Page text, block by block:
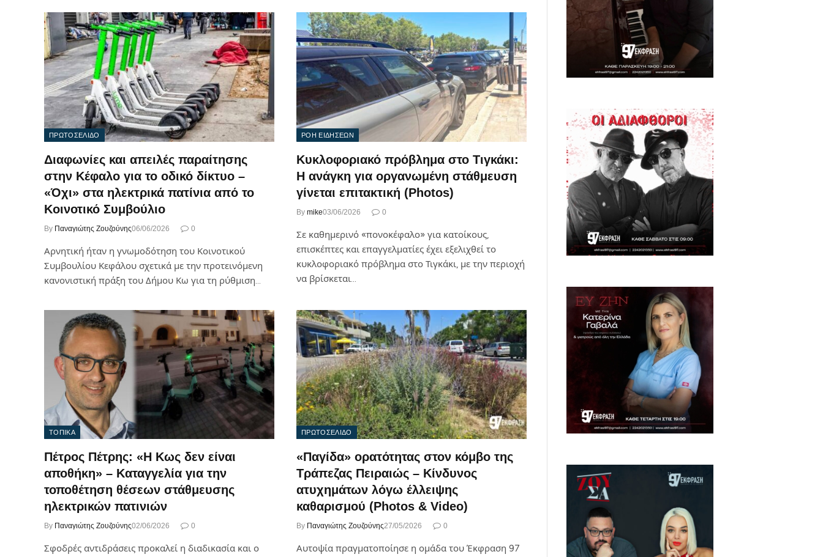
ΠΡΩΤΟΣΕΛΙΔΟ
Διαφωνίες και απειλές παραίτησης
στην Κέφαλο για το οδικό δίκτυο –
«Όχι» στα ηλεκτρικά πατίνια από το
Κοινοτικό Συμβούλιο
By Παναγιώτης Ζουζούνης06/06/2026 0
Αρνητική ήταν η γνωμοδότηση του Κοινοτικού
Συμβουλίου Κεφάλου σχετικά με την προτεινόμενη
κανονιστική πράξη του Δήμου Κω για τη ρύθμιση…
ΡΟΗ ΕΙΔΗΣΕΩΝ
Κυκλοφοριακό πρόβλημα στο Τιγκάκι:
Η ανάγκη για οργανωμένη στάθμευση
γίνεται επιτακτική (Photos)
By mike03/06/2026 0
Σε καθημερινό «πονοκέφαλο» για κατοίκους,
επισκέπτες και επαγγελματίες έχει εξελιχθεί το
κυκλοφοριακό πρόβλημα στο Τιγκάκι, με την περιοχή
να βρίσκεται…
ΤΟΠΙΚΑ
Πέτρος Πέτρης: «Η Κως δεν είναι
αποθήκη» – Καταγγελία για την
τοποθέτηση θέσεων στάθμευσης
ηλεκτρικών πατινιών
By Παναγιώτης Ζουζούνης02/06/2026 0
Σφοδρές αντιδράσεις προκαλεί η διαδικασία και ο
ΠΡΩΤΟΣΕΛΙΔΟ
«Παγίδα» ορατότητας στον κόμβο της
Τράπεζας Πειραιώς – Κίνδυνος
ατυχημάτων λόγω έλλειψης
καθαρισμού (Photos & Video)
By Παναγιώτης Ζουζούνης27/05/2026 0
Αυτοψία πραγματοποίησε η ομάδα του Έκφραση 97